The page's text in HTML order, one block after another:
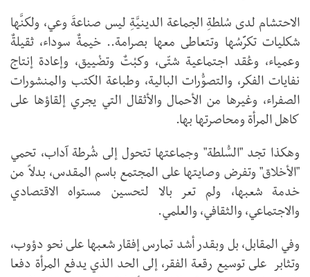
الاحتشام لدى سُلطةِ الجماعة الدينيَّةِ ليس صناعةَ وعي، ولكنَّها
شكليات تكرِّسُها وتتعاطى معها بصرامة.. خيمةٌ سوداء، ثقيلةٌ
وعمياء، وعُقد اجتماعية شتّى، وكبْتٌ وتضْييق، وإعادة إنتاج
نفايات الفكر، والتصوُّرات البالية، وطباعة الكتب والمنشورات
الصفراء، وغيرها من الأحمال والأثقال التي يجري إلقاؤها على
كاهل المرأة ومحاصرتها بها.
وهكذا تجد "السُّلطة" وجماعتها تتحول إلى شُرطة آداب، تحمي
"الأخلاق" وتفرض وصايتها على المجتمع باسم المقدس، بدلاً من
خدمة شعبها، ولم تعر بالا لتحسين مستواه الاقتصادي
والاجتماعي، والثقافي، والعلمي.
وفي المقابل، بل وبقدر أشد تمارس إفقار شعبها على نحو دؤوب،
وتثابر على توسيع رقعة الفقر، إلى الحد الذي يدفع المرأة دفعا